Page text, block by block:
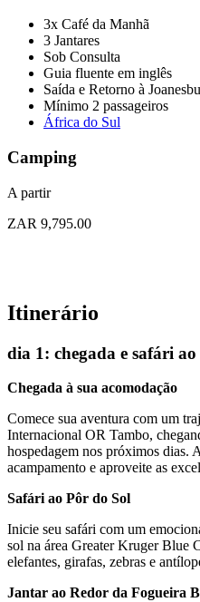
3x Café da Manhã
3 Jantares
Sob Consulta
Guia fluente em inglês
Saída e Retorno à
Mínimo 2 passageiros
África do Sul
Camping
A partir
ZAR 9,795.00
Itinerário
dia 1: chegada e safári
Chegada à sua acomodação
Comece sua aventura com um
Internacional OR Tambo,
hospedagem nos próximos dias.
acampamento e aproveite as
Safári ao Pôr do Sol
Inicie seu safári com um
sol na área Greater Kruger Blue
elefantes, girafas, zebras e
Jantar ao Redor da Fogueira